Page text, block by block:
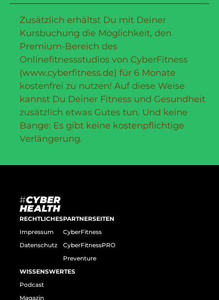
Zusätzlich erhältst Du mit Deiner
Kursbuchung die Möglichkeit, den
Premium-Bereich des
Onlinefitnessstudios von CyberFitness
(www.cyberfitness.de) für 6 Monate
kostenfrei zu nutzen! Auf diese Weise
kannst Du Deiner Fitness und Gesundheit
zusätzlich etwas Gutes tun. Und keine
Bange: Es gibt keine kostenpflichtige
Verlängerung.
RECHTLICHES
Impressum
Datenschutz
PARTNERSEITEN
CyberFitness
CyberFitnessPRO
Preventure
WISSENSWERTES
Podcast
Magazin